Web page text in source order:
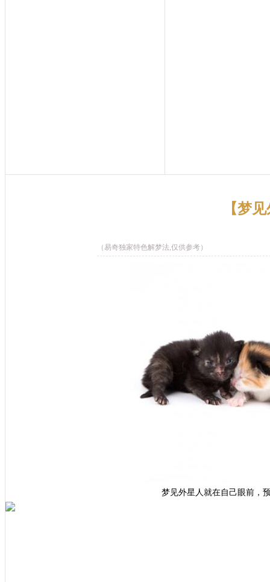
【梦
（易奇独家特色解梦法,仅供参考）
梦见外星人就在自己眼前，